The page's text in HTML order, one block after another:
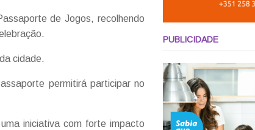
de Jogos, recolhendo
cidade.
permitirá participar no
iniciativa com forte impacto
PUBLICIDADE